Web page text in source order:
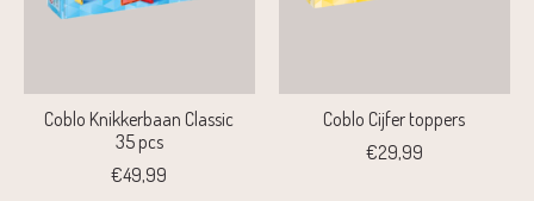
Coblo Knikkerbaan Classic
35 pcs
€49,99
Coblo Cijfer toppers
€29,99